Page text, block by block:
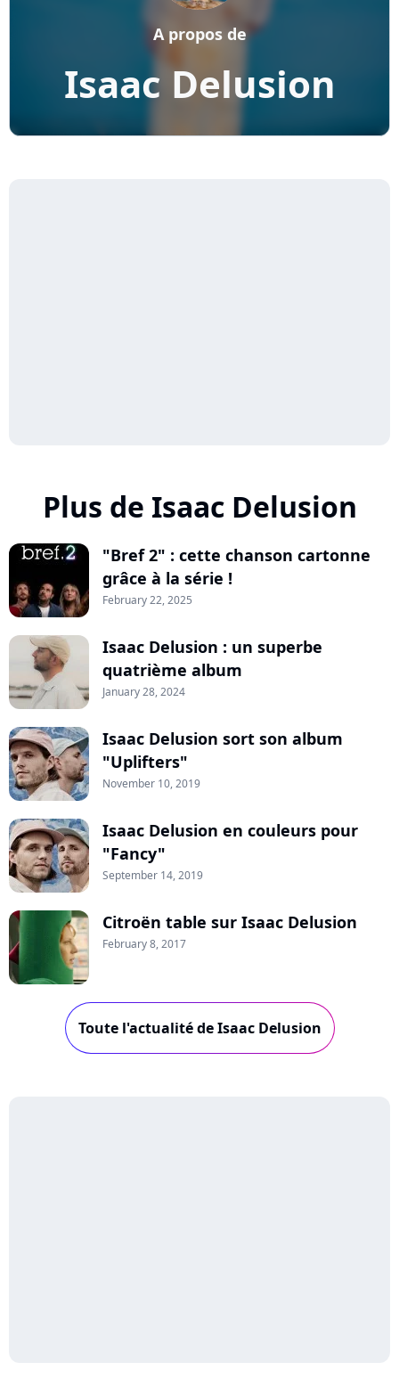
Isaac Delusion
A propos de
Plus de Isaac Delusion
"Bref 2" : cette chanson cartonne
grâce à la série !
February 22, 2025
Isaac Delusion : un superbe
quatrième album
January 28, 2024
Isaac Delusion sort son album
"Uplifters"
November 10, 2019
Isaac Delusion en couleurs pour
"Fancy"
September 14, 2019
Citroën table sur Isaac Delusion
February 8, 2017
Toute l'actualité de Isaac Delusion